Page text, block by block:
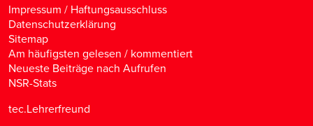
Impressum / Haftungsausschluss
Datenschutzerklärung
Sitemap
Am häufigsten gelesen / kommentiert
Neueste Beiträge nach Aufrufen
NSR-Stats
tec.Lehrerfreund